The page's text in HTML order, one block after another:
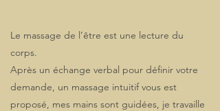
Le massage de l’être est une lecture du
corps.
Après un échange verbal pour définir votre
demande, un massage intuitif vous est
proposé, mes mains sont guidées, je travaille